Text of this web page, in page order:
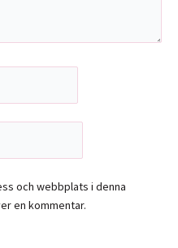
och webbplats i denna
en kommentar.